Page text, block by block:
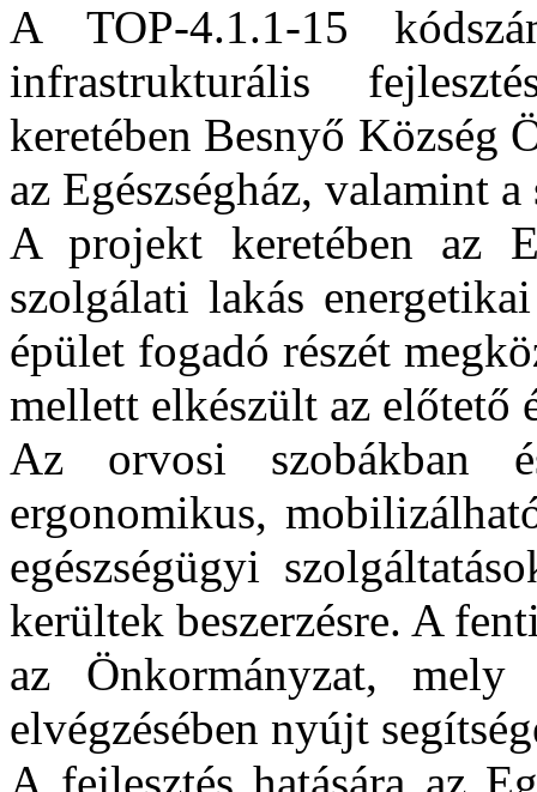
A TOP-4.1.1-15
infrastrukturális
keretében Besnyő Község
az Egészségház, valamint
A projekt keretében az
szolgálati lakás
épület fogadó részét
mellett elkészült az előtető
Az orvosi szobákban
ergonomikus,
egészségügyi
kerültek beszerzésre. A
az Önkormányzat,
elvégzésében nyújt